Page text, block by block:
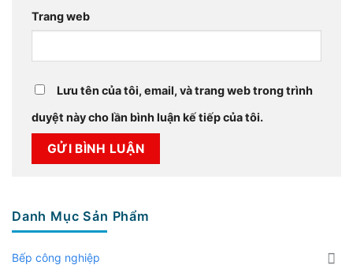
Trang web
Lưu tên của tôi, email, và trang web trong trình
duyệt này cho lần bình luận kế tiếp của tôi.
Danh Mục Sản Phẩm
Bếp công nghiệp